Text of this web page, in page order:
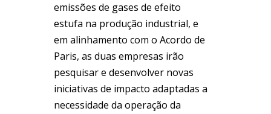
emissões de gases de efeito
estufa na produção industrial, e
em alinhamento com o Acordo de
Paris, as duas empresas irão
pesquisar e desenvolver novas
iniciativas de impacto adaptadas a
necessidade da operação da